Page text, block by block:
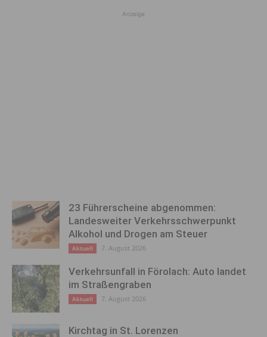
Anzeige
23 Führerscheine abgenommen:
Landesweiter Verkehrsschwerpunkt
Alkohol und Drogen am Steuer
Aktuell 7. August 2026
Verkehrsunfall in Förolach: Auto landet
im Straßengraben
Aktuell 7. August 2026
Kirchtag in St. Lorenzen